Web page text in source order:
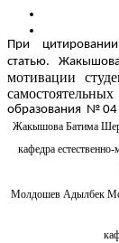
При
статью.
мотивации
образования № 04
Жакышова Батима
кафедра
Молдошев Адылбек